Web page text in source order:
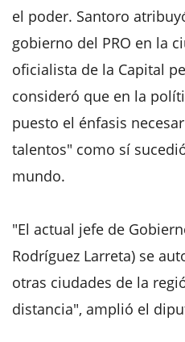
el poder. Santoro
gobierno del PRO en la
oficialista de la Capital
consideró que en la
puesto el énfasis
talentos" como sí
mundo.
"El actual jefe de
Rodríguez Larreta) se
otras ciudades de la
distancia", amplió el